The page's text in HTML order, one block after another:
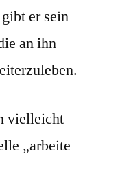
er sein
an ihn
vielleicht
„arbeite